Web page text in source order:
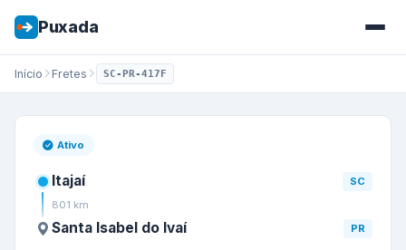
Puxada
Início Fretes SC-PR-417F
Frete de
Ativo
Itajaí
SC
801 km
Santa Isabel do Ivaí PR